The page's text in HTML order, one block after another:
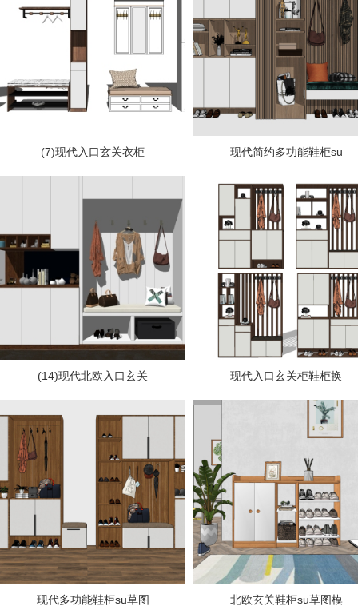
(7)现代入口玄关衣柜 现代简约多功能鞋柜su
(14)现代北欧入口玄关 现代入口玄关柜鞋柜换
现代多功能鞋柜su草图 北欧玄关鞋柜su草图模